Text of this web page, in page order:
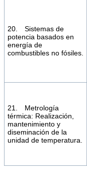
20. Sistemas de
potencia basados en
energía de
combustibles no fósiles.
21. Metrología
térmica: Realización,
mantenimiento y
diseminación de la
unidad de temperatura.